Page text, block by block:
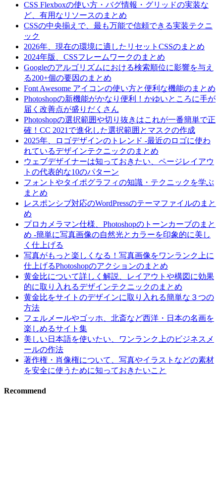
CSS Flexboxの使い方・バグ情報・グリッドの実装な
ど、有用なリソースのまとめ
CSSの中央揃えで、最も万能で信頼できる実装テクニ
ック
2026年、現在の環境に適したリセットCSSのまとめ
2024年版、CSSフレームワークのまとめ
Googleのアルゴリズムにおける検索順位に影響を与え
る200+個の要因のまとめ
Font Awesome アイコンの使い方と便利な機能のまとめ
Photoshopの新機能がかなり便利！かゆいところに手が
届く改善点が盛りだくさん
Photoshopの選択範囲や切り抜きはこれが一番簡単で正
確！CC 2021で進化した選択範囲とマスクの作成
2025年、ロゴデザインのトレンド -最近のロゴに使わ
れているデザインテクニックのまとめ
ウェブデザイナーは知っておきたい、ページレイアウ
トの代表的な10のパターン
フォントやタイポグラフィの知識・テクニックを学ぶ
まとめ
レスポンシブ対応のWordPressのテーマファイルのまと
め
プロカメラマン仕様、Photoshopのトーンカーブのまと
め -簡単に写真画像の自然光とカラーを印象的に美し
く仕上げる
写真がもっと楽しくなる！写真画像をワンランク上に
仕上げるPhotoshopのアクションのまとめ
黄金比について詳しく解説、レイアウトや構図に効果
的に取り入れるデザインテクニックのまとめ
黄金比をサイトのデザインに取り入れる簡単な３つの
方法
フェルメールやゴッホ、北斎など西洋・日本の名画を
楽しめるサイト集
美しい日本語を使いたい、ワンランク上のビジネスメ
ールの作法
著作権・肖像権について、写真やイラストなどの素材
を安全に使うために知っておきたいこと
Recommend